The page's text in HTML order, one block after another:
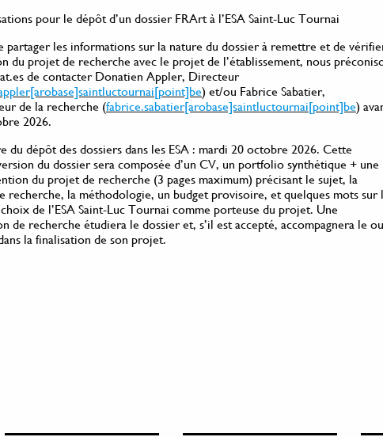
pour le dépôt d’un dossier FRArt à l’ESA Saint-Luc Tournai
partager les informations sur la nature du dossier à remettre et de
du projet de recherche avec le projet de l’établissement, nous
de contacter Donatien Appler, Directeur
) et/ou Fabrice Sabatier,
de la recherche (fabrice.sabatier[arobase]saintluctournai[point]be)
2026.
du dépôt des dossiers dans les ESA : mardi 20 octobre 2026. Cette
du dossier sera composée d’un CV, un portfolio synthétique + une
du projet de recherche (3 pages maximum) précisant le sujet, la
recherche, la méthodologie, un budget provisoire, et quelques mots sur
de l’ESA Saint-Luc Tournai comme porteuse du projet. Une
de recherche étudiera le dossier et, s’il est accepté, accompagnera le
la finalisation de son projet.